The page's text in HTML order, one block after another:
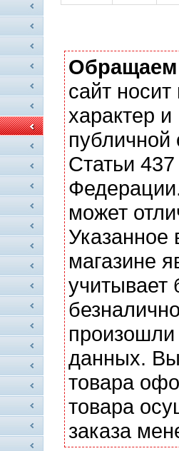
сайт
характер
Статьи
может
магазине
учитывает
данных. Вы
товара
товара
заказа